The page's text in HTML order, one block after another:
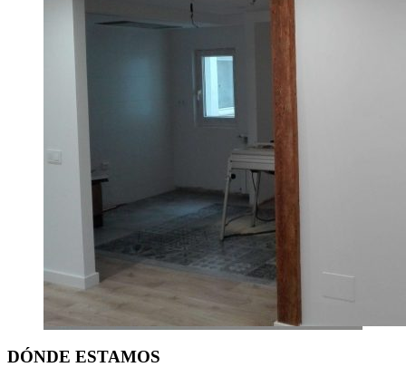
DÓNDE ESTAMOS